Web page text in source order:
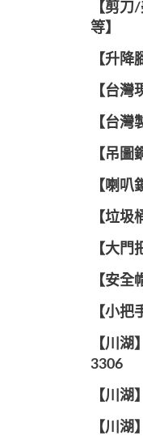
【剪
等】
【升降
【台灣
【台灣
【吊圖
【喇叭
【垃圾
【大門
【安全
【小把
【川湖
3306
【川湖
【川湖